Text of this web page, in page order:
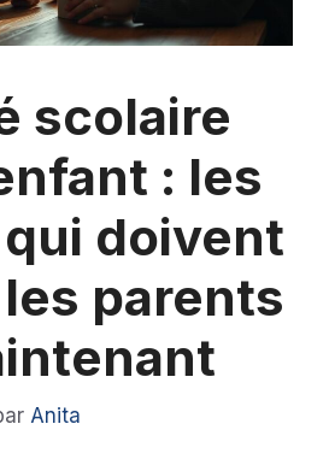
scolaire
: les
doivent
parents
Anita